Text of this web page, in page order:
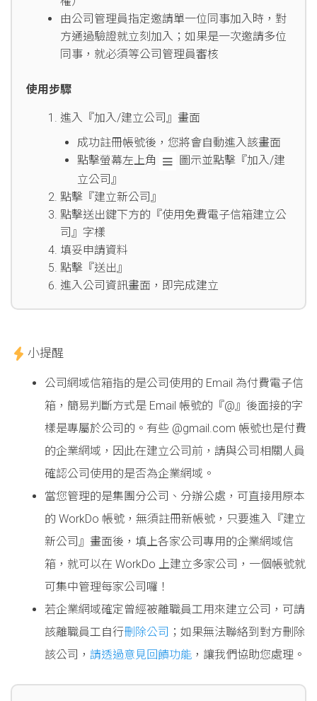
由公司管理員指定邀請單一位同事加入時，對
方通過驗證就立刻加入；如果是一次邀請多位
同事，就必須等公司管理員審核
使用步驟
進入『加入/建立公司』畫面
成功註冊帳號後，您將會自動進入該畫面
點擊螢幕左上角
圖示並點擊『加入/建
立公司』
點擊『建立新公司』
點擊送出鍵下方的『使用免費電子信箱建立公
司』字樣
填妥申請資料
點擊『送出』
進入公司資訊畫面，即完成建立
小提醒
公司網域信箱指的是公司使用的 Email 為付費電子信
箱，簡易判斷方式是 Email 帳號的『@』後面接的字
樣是專屬於公司的。有些 @gmail.com 帳號也是付費
的企業網域，因此在建立公司前，請與公司相關人員
確認公司使用的是否為企業網域。
當您管理的是集團分公司、分辦公處，可直接用原本
的 WorkDo 帳號，無須註冊新帳號，只要進入『建立
新公司』畫面後，填上各家公司專用的企業網域信
箱，就可以在 WorkDo 上建立多家公司，一個帳號就
可集中管理每家公司囉！
若企業網域確定曾經被離職員工用來建立公司，可請
該離職員工自行刪除公司 ；如果無法聯絡到對方刪除
該公司， 請透過意見回饋功能 ，讓我們協助您處理。